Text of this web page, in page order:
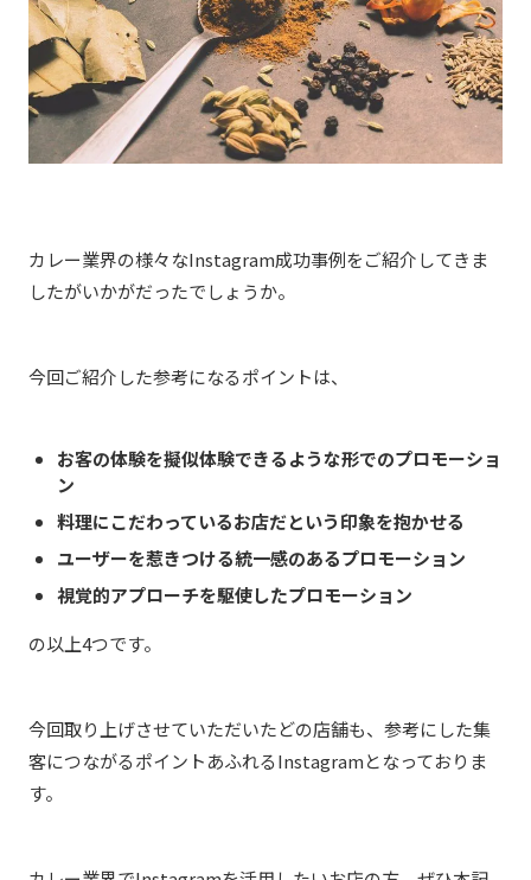
カレー業界の様々なInstagram成功事例をご紹介してきま
したがいかがだったでしょうか。
今回ご紹介した参考になるポイントは、
お客の体験を擬似体験できるような形でのプロモーショ
ン
料理にこだわっているお店だという印象を抱かせる
ユーザーを惹きつける統一感のあるプロモーション
視覚的アプローチを駆使したプロモーション
の以上4つです。
今回取り上げさせていただいたどの店舗も、参考にした集
客につながるポイントあふれるInstagramとなっておりま
す。